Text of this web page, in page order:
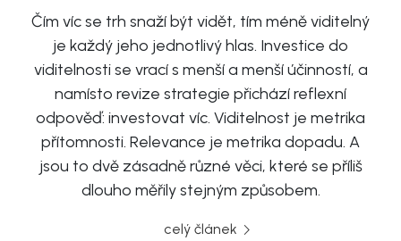
Čím víc se trh snaží být vidět, tím méně viditelný
je každý jeho jednotlivý hlas. Investice do
viditelnosti se vrací s menší a menší účinností, a
namísto revize strategie přichází reflexní
odpověď: investovat víc. Viditelnost je metrika
přítomnosti. Relevance je metrika dopadu. A
jsou to dvě zásadně různé věci, které se příliš
dlouho měřily stejným způsobem.
celý článek